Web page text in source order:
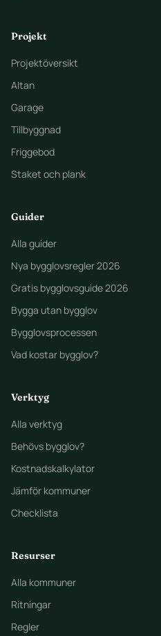
Projekt
Projektöversikt
Altan
Garage
Tillbyggnad
Friggebod
Staket och plank
Guider
Alla guider
Nya bygglovsregler 2026
Gratis bygglovsguide 2026
Bygga utan bygglov
Bygglovsprocessen
Vad kostar bygglov?
Verktyg
Alla verktyg
Behövs bygglov?
Kostnadskalkylator
Jämför kommuner
Checklista
Resurser
Alla kommuner
Ritningar
Regler